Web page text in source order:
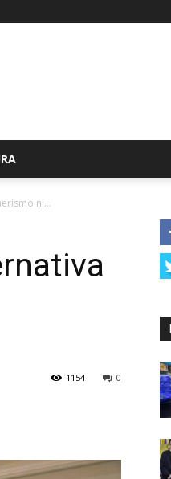
ni...
0
1154